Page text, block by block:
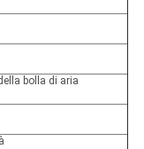
bolla di aria